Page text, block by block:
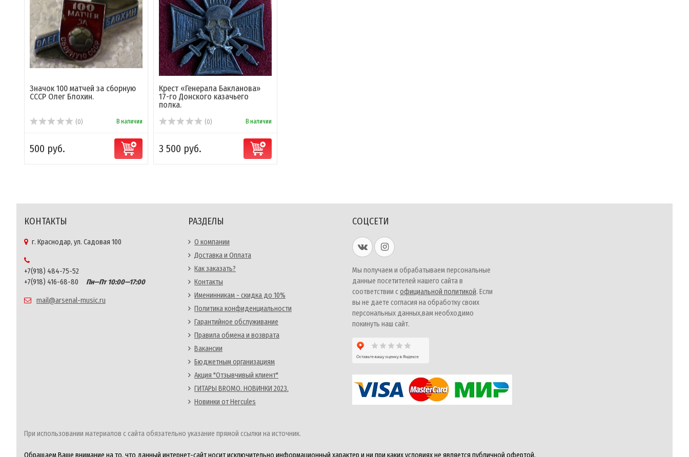
Значок 100 матчей за сборную
СССР Олег Блохин.
(0) В наличии
500 руб.
Крест «Генерала Бакланова»
17-го Донского казачьего
полка.
(0) В наличии
3 500 руб.
КОНТАКТЫ
г. Краснодар, ул. Садовая 100
+7(918) 484-75-52
+7(918) 416-68-80
Пн—Пт 10:00—17:00
mail@arsenal-music.ru
РАЗДЕЛЫ
О компании
Доставка и Оплата
Как заказать?
Контакты
Именинникам - скидка до 10%
Политика конфиденциальности
Гарантийное обслуживание
Правила обмена и возврата
Вакансии
Бюджетным организациям
Акция "Отзывчивый клиент"
ГИТАРЫ BROMO. НОВИНКИ 2023.
Новинки от Hercules
СОЦСЕТИ
Мы получаем и обрабатываем персональные
данные посетителей нашего сайта в
соответствии софициальной политикой. Если
вы не даете согласия на обработку своих
персональных данных,вам необходимо
покинуть наш сайт.
При использовании материалов с сайта обязательно указание прямой ссылки на источник.
Обращаем Ваше внимание на то, что данный интернет-сайт носит исключительно информационный характер и ни при каких условиях не является публичной офертой,